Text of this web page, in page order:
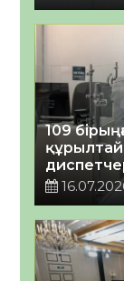
109
құрылтай